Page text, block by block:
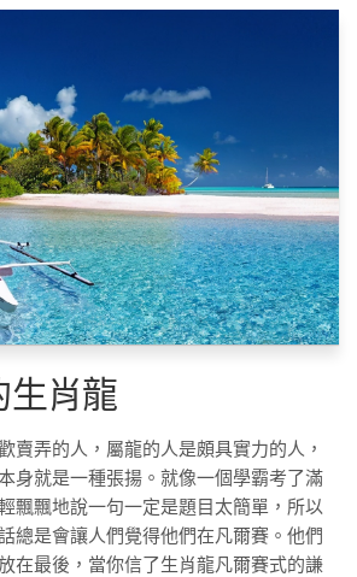
生肖龍
賣弄的人，屬龍的人是頗具實力的人，
身就是一種張揚。就像一個學霸考了滿
飄飄地說一句一定是題目太簡單，所以
總是會讓人們覺得他們在凡爾賽。他們
在最後，當你信了生肖龍凡爾賽式的謙